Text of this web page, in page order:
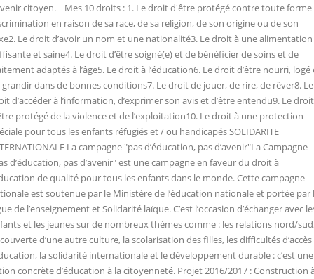
citoyen. Mes 10 droits : 1. Le droit d'être protégé contre toute forme
en raison de sa race, de sa religion, de son origine ou de son
Le droit d’avoir un nom et une nationalité3. Le droit à une alimentation
et saine4. Le droit d’être soigné(e) et de bénéficier de soins et de
adaptés à l’âge5. Le droit à l’éducation6. Le droit d’être nourri, logé
grandir dans de bonnes conditions7. Le droit de jouer, de rire, de rêver8. Le
d’accéder à l’information, d’exprimer son avis et d’être entendu9. Le droit
protégé de la violence et de l’exploitation10. Le droit à une protection
pour tous les enfants réfugiés et / ou handicapés SOLIDARITE
La campagne "pas d’éducation, pas d’avenir"La Campagne
d’éducation, pas d’avenir" est une campagne en faveur du droit à
de qualité pour tous les enfants dans le monde. Cette campagne
est soutenue par le Ministère de l’éducation nationale et portée par
de l’enseignement et Solidarité laïque. C’est l’occasion d’échanger avec
et les jeunes sur de nombreux thèmes comme : les relations nord/
d’une autre culture, la scolarisation des filles, les difficultés d’accès
la solidarité internationale et le développement durable : c’est une
concrète d’éducation à la citoyenneté. Projet 2016/2017 : Construction